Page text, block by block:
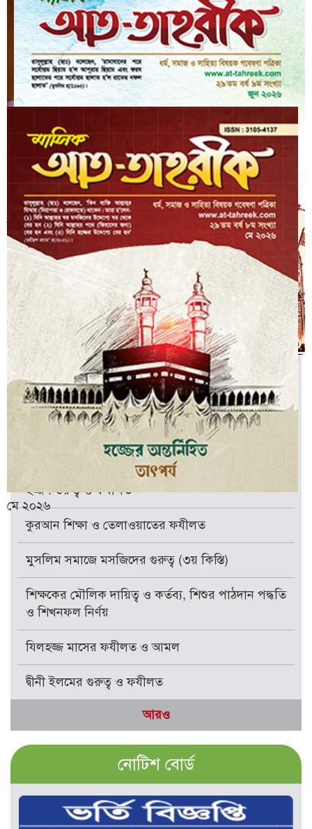
আগস্ট ২০২৬
জুলাই ২০২৬
জুন ২০২৬
মে ২০২৬
আরও
সর্বাধিক পঠিত প্রবন্ধ
মানুষকে কষ্ট দেওয়ার পরিণতি
রাসূলুল্লাহ (ছাঃ)-কে ভালবাসা
তালাকের শারঈ পদ্ধতি ও হিল্লা বিয়ের বিধান
ইসলামে দাড়ি রাখার বিধান
হজ্জ : গুরুত্ব ও ফযীলত
কুরআন শিক্ষা ও তেলাওয়াতের ফযীলত
মুসলিম সমাজে মসজিদের গুরুত্ব (৩য় কিস্তি)
শিক্ষকের মৌলিক দায়িত্ব ও কর্তব্য, শিশুর পাঠদান পদ্ধতি
ও শিখনফল নির্ণয়
যিলহজ্জ মাসের ফযীলত ও আমল
দ্বীনী ইলমের গুরুত্ব ও ফযীলত
আরও
নোটিশ বোর্ড